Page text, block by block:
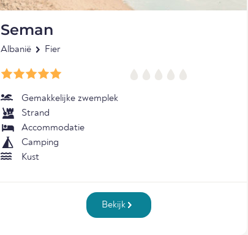
Seman
Albanië Fier
Gemakkelijke zwemplek
Strand
Accommodatie
Camping
Kust
Bekijk